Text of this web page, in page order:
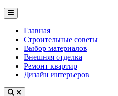
Main
Menu
Главная
Строительные советы
Выбор материалов
Внешняя отделка
Ремонт квартир
Дизайн интерьеров